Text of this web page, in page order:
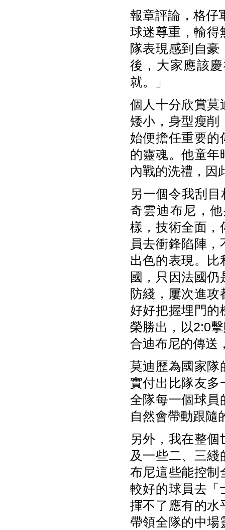
報章評論，格仔
球迷尊重，輸得
隊表現感到自
後，大家應該
就。」
個人十分欣賞莫
矮小，身型瘦削
始便擔任重要的
的靈魂。他童年
內戰的洗禮，因
另一個令我刮
奇雲迪布尼，
樣，技術全面，
員去衝鋒陷陣
出色的表現。比
國，只因法國
防綫，屢次進
好好把握埋門的
榮勝出，以2:0
合迪布尼的傳送
莫迪歷為國家隊
實付出比隊友多
全隊每一個球員
自然會帶動跟隨
另外，我在整
及一些二、三
布尼這些能控制
較好的球員去「
揮不了應有的水
帶領全隊的中場